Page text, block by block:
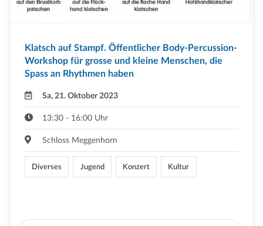
Klatsch auf Stampf. Öffentlicher Body-Percussion-
Workshop für grosse und kleine Menschen, die
Spass an Rhythmen haben
Sa, 21. Oktober 2023
13:30 - 16:00 Uhr
Schloss Meggenhorn
Diverses Jugend Konzert Kultur